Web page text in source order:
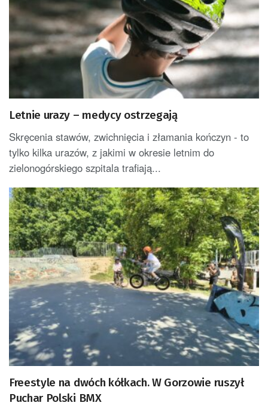
Letnie urazy – medycy ostrzegają
Skręcenia stawów, zwichnięcia i złamania kończyn - to
tylko kilka urazów, z jakimi w okresie letnim do
zielonogórskiego szpitala trafiają...
Freestyle na dwóch kółkach. W Gorzowie ruszył
Puchar Polski BMX